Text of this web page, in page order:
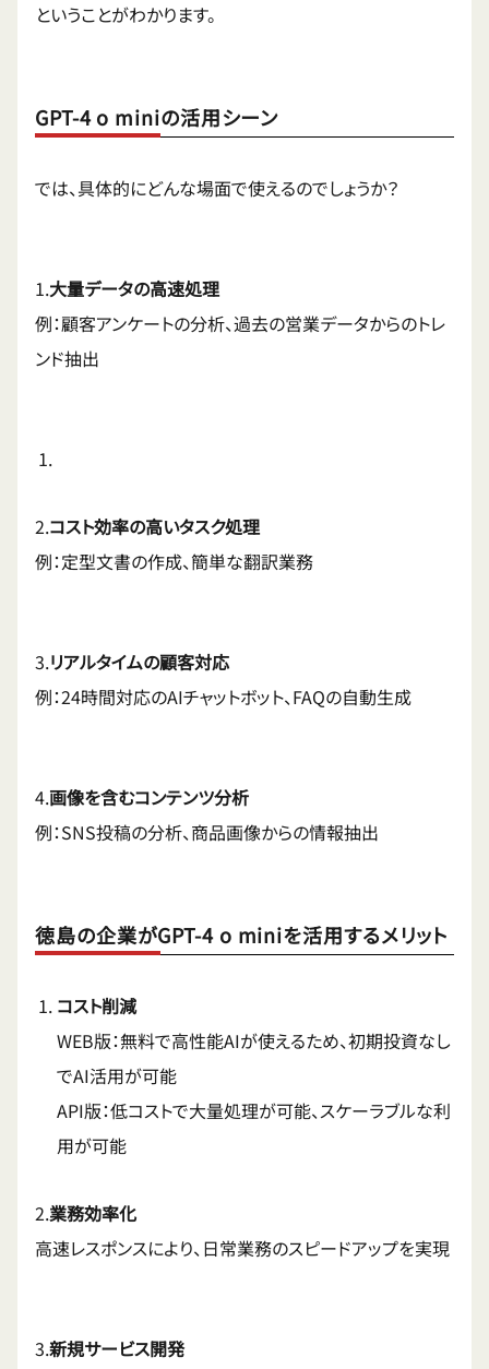
ということがわかります。
GPT-4 o miniの活用シーン
では、具体的にどんな場面で使えるのでしょうか？
1.大量データの高速処理
例：顧客アンケートの分析、過去の営業データからのトレ
ンド抽出
2.コスト効率の高いタスク処理
例：定型文書の作成、簡単な翻訳業務
3.リアルタイムの顧客対応
例：24時間対応のAIチャットボット、FAQの自動生成
4.画像を含むコンテンツ分析
例：SNS投稿の分析、商品画像からの情報抽出
徳島の企業がGPT-4 o miniを活用するメリット
コスト削減
WEB版：無料で高性能AIが使えるため、初期投資なし
でAI活用が可能
API版：低コストで大量処理が可能、スケーラブルな利
用が可能
2.業務効率化
高速レスポンスにより、日常業務のスピードアップを実現
3.新規サービス開発